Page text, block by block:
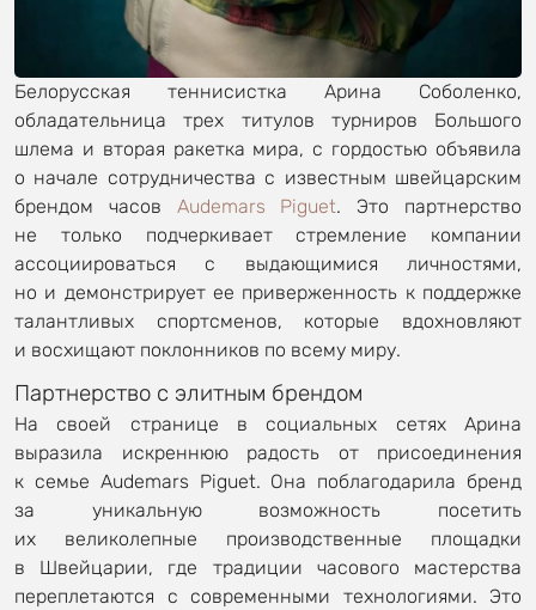
Белорусская теннисистка Арина Соболенко,
обладательница трех титулов турниров Большого
шлема и вторая ракетка мира, с гордостью объявила
о начале сотрудничества с известным швейцарским
брендом часов Audemars Piguet. Это партнерство
не только подчеркивает стремление компании
ассоциироваться с выдающимися личностями,
но и демонстрирует ее приверженность к поддержке
талантливых спортсменов, которые вдохновляют
и восхищают поклонников по всему миру.
Партнерство с элитным брендом
На своей странице в социальных сетях Арина
выразила искреннюю радость от присоединения
к семье Audemars Piguet. Она поблагодарила бренд
за уникальную возможность посетить
их великолепные производственные площадки
в Швейцарии, где традиции часового мастерства
переплетаются с современными технологиями. Это